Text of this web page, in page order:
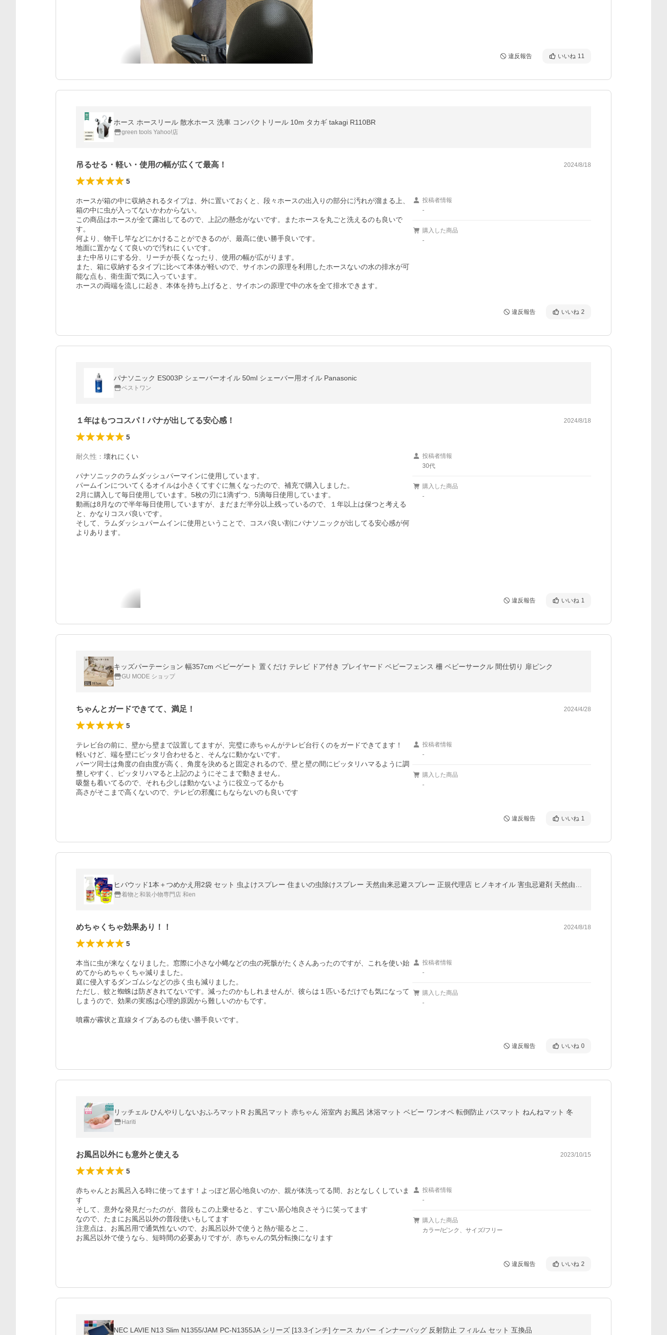
違反報告 いいね 11
ホース ホースリール 散水ホース 洗車 コンパクトリール 10m タカギ takagi R110BR
green tools Yahoo!店
吊るせる・軽い・使用の幅が広くて最高！ 2024/8/18
5
ホースが箱の中に収納されるタイプは、外に置いておくと、段々ホースの出入りの部分に汚れが溜まる上、
箱の中に虫が入ってないかわからない。
この商品はホースが全て露出してるので、上記の懸念がないです。またホースを丸ごと洗えるのも良いで
す。
何より、物干し竿などにかけることができるのが、最高に使い勝手良いです。
地面に置かなくて良いので汚れにくいです。
また中吊りにする分、リーチが長くなったり、使用の幅が広がります。
また、箱に収納するタイプに比べて本体が軽いので、サイホンの原理を利用したホースないの水の排水が可
能な点も、衛生面で気に入っています。
ホースの両端を流しに起き、本体を持ち上げると、サイホンの原理で中の水を全て排水できます。
投稿者情報
-
購入した商品
-
違反報告 いいね 2
パナソニック ES003P シェーバーオイル 50ml シェーバー用オイル Panasonic
ベストワン
１年はもつコスパ！パナが出してる安心感！ 2024/8/18
5
耐久性 ： 壊れにくい
パナソニックのラムダッシュパーマインに使用しています。
パームインについてくるオイルは小さくてすぐに無くなったので、補充で購入しました。
2月に購入して毎日使用しています。5枚の刃に1滴ずつ、5滴毎日使用しています。
動画は8月なので半年毎日使用していますが、まだまだ半分以上残っているので、１年以上は保つと考える
と、かなりコスパ良いです。
そして、ラムダッシュパームインに使用ということで、コスパ良い割にパナソニックが出してる安心感が何
よりあります。
投稿者情報
30代
購入した商品
-
違反報告 いいね 1
キッズパーテーション 幅357cm ベビーゲート 置くだけ テレビ ドア付き プレイヤード ベビーフェンス 柵 ベビーサークル 間仕切り 扉ピンク
GU MODE ショップ
ちゃんとガードできてて、満足！ 2024/4/28
5
テレビ台の前に、壁から壁まで設置してますが、完璧に赤ちゃんがテレビ台行くのをガードできてます！
軽いけど、端を壁にピッタリ合わせると、そんなに動かないです。
パーツ同士は角度の自由度が高く、角度を決めると固定されるので、壁と壁の間にピッタリハマるように調
整しやすく、ピッタリハマると上記のようにそこまで動きません。
吸盤も着いてるので、それも少しは動かないように役立ってるかも
高さがそこまで高くないので、テレビの邪魔にもならないのも良いです
投稿者情報
-
購入した商品
-
違反報告 いいね 1
着物と和装小物専門店 和en
めちゃくちゃ効果あり！！ 2024/8/18
5
本当に虫が来なくなりました。窓際に小さな小蝿などの虫の死骸がたくさんあったのですが、これを使い始
めてからめちゃくちゃ減りました。
庭に侵入するダンゴムシなどの歩く虫も減りました。
ただし、蚊と蜘蛛は防ぎきれてないです。減ったのかもしれませんが、彼らは１匹いるだけでも気になって
しまうので、効果の実感は心理的原因から難しいのかもです。
噴霧が霧状と直線タイプあるのも使い勝手良いです。
投稿者情報
-
購入した商品
-
違反報告 いいね 0
リッチェル ひんやりしないおふろマットR お風呂マット 赤ちゃん 浴室内 お風呂 沐浴マット ベビー ワンオペ 転倒防止 バスマット ねんねマット 冬
Hariti
お風呂以外にも意外と使える 2023/10/15
5
赤ちゃんとお風呂入る時に使ってます！よっぽど居心地良いのか、親が体洗ってる間、おとなしくしていま
す
そして、意外な発見だったのが、普段もこの上乗せると、すごい居心地良さそうに笑ってます
なので、たまにお風呂以外の普段使いもしてます
注意点は、お風呂用で通気性ないので、お風呂以外で使うと熱が籠るとこ、
お風呂以外で使うなら、短時間の必要ありですが、赤ちゃんの気分転換になります
投稿者情報
-
購入した商品
カラー/ピンク、サイズ/フリー
違反報告 いいね 2
NEC LAVIE N13 Slim N1355/JAM PC-N1355JA シリーズ [13.3インチ] ケース カバー インナーバッグ 反射防止 フィルム セット 互換品